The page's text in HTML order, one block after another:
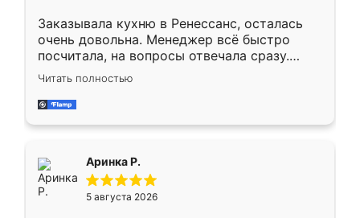
Заказывала кухню в Ренессанс, осталась
очень довольна. Менеджер всё быстро
посчитала, на вопросы отвечала сразу.
Замерщик приехал в субботу, подошёл к
делу со всей ответственностью. Собрали
за день, ребята работали аккуратно, даже
Читать полностью
Аринка Р.
5 августа 2026